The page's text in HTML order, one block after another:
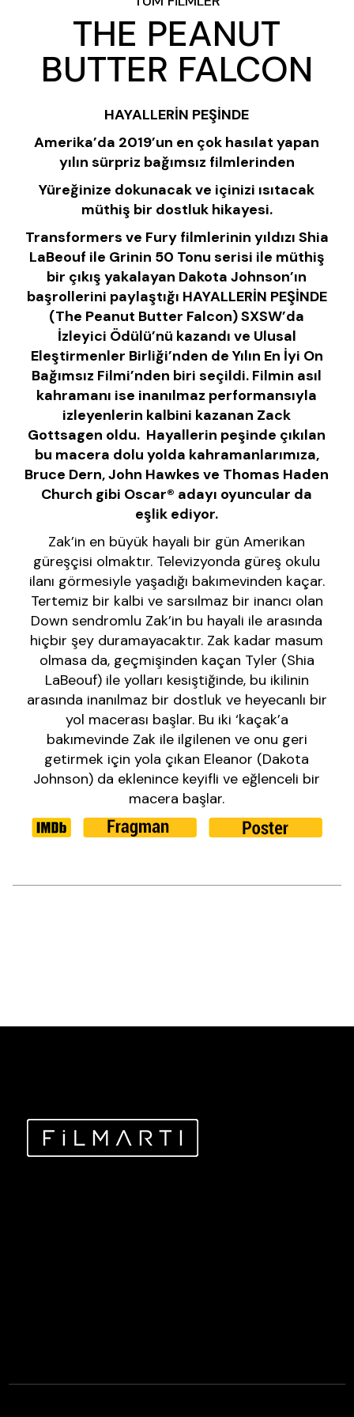
THE PEANUT
BUTTER FALCON
HAYALLERİN PEŞİNDE
Amerika’da 2019’un en çok hasılat yapan
yılın sürpriz bağımsız filmlerinden
Yüreğinize dokunacak ve içinizi ısıtacak
müthiş bir dostluk hikayesi.
Transformers ve Fury filmlerinin yıldızı Shia
LaBeouf ile Grinin 50 Tonu serisi ile müthiş
bir çıkış yakalayan Dakota Johnson’ın
başrollerini paylaştığı HAYALLERİN PEŞİNDE
(The Peanut Butter Falcon) SXSW’da
İzleyici Ödülü’nü kazandı ve Ulusal
Eleştirmenler Birliği’nden de Yılın En İyi On
Bağımsız Filmi’nden biri seçildi. Filmin asıl
kahramanı ise inanılmaz performansıyla
izleyenlerin kalbini kazanan Zack
Gottsagen oldu. Hayallerin peşinde çıkılan
bu macera dolu yolda kahramanlarımıza,
Bruce Dern, John Hawkes ve Thomas Haden
Church gibi Oscar® adayı oyuncular da
eşlik ediyor.
Zak’in en büyük hayali bir gün Amerikan
güreşçisi olmaktır. Televizyonda güreş okulu
ilanı görmesiyle yaşadığı bakımevinden kaçar.
Tertemiz bir kalbi ve sarsılmaz bir inancı olan
Down sendromlu Zak’in bu hayali ile arasında
hiçbir şey duramayacaktır. Zak kadar masum
olmasa da, geçmişinden kaçan Tyler (Shia
LaBeouf) ile yolları kesiştiğinde, bu ikilinin
arasında inanılmaz bir dostluk ve heyecanlı bir
yol macerası başlar. Bu iki ‘kaçak’a
bakımevinde Zak ile ilgilenen ve onu geri
getirmek için yola çıkan Eleanor (Dakota
Johnson) da eklenince keyifli ve eğlenceli bir
macera başlar.